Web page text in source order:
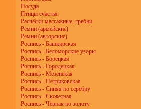
Посуда
Птицы счастья
Расчёски массажные, гребни
Ремни (армейские)
Ремни (авторские)
Роспись - Башкирская
Роспись - Беломорские узоры
Роспись - Борецкая
Роспись - Городецкая
Роспись - Мезенская
Роспись - Петриковская
Роспись - Синяя по серебру
Роспись - Сюжетная
Роспись - Чёрная по золоту